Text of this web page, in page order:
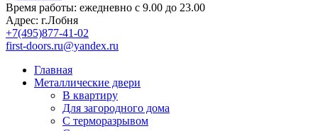
Время работы: ежедневно с 9.00 до 23.00
Адрес: г.Лобня
+7(495)877-41-02
first-doors.ru@yandex.ru
Главная
Металлические двери
В квартиру
Для загородного дома
С терморазрывом